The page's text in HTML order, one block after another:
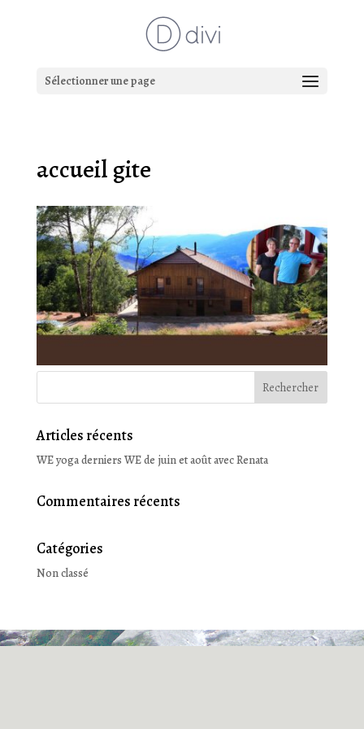
Sélectionner une page
accueil gite
Articles récents
WE yoga derniers WE de juin et août avec Renata
Commentaires récents
Catégories
Non classé